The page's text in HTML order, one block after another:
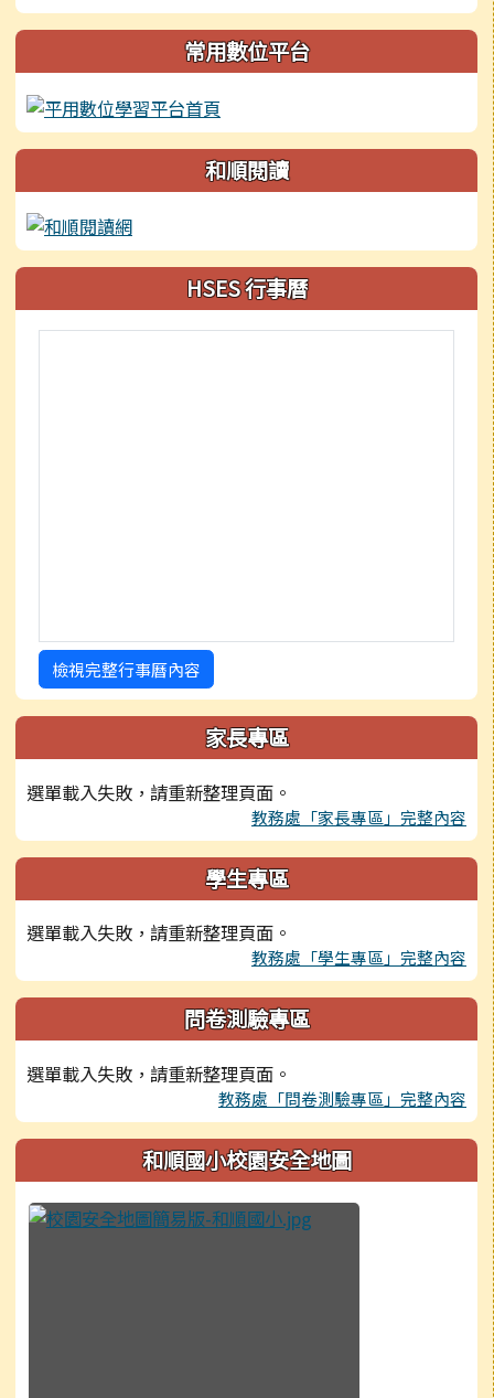
常用數位平台
和順閱讀
HSES 行事曆
檢視完整行事曆內容
家長專區
選單載入失敗，請重新整理頁面。
教務處「家長專區」完整內容
學生專區
選單載入失敗，請重新整理頁面。
教務處「學生專區」完整內容
問卷測驗專區
選單載入失敗，請重新整理頁面。
教務處「問卷測驗專區」完整內容
和順國小校園安全地圖